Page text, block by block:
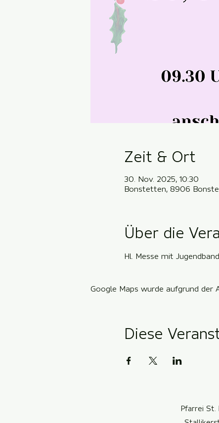
Zeit & Ort
30. Nov. 2025, 10:30
Bonstetten, 8906
Über die
Hl. Messe mit Jugendband
Google Maps wurde aufgrund der
Diese
Pfarrei St.